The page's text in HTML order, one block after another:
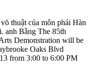
thuật của môn phái Hàn
anh Bằng The 85th
Demonstration will be
Oaks Blvd
from 3:00 to 6:00 PM